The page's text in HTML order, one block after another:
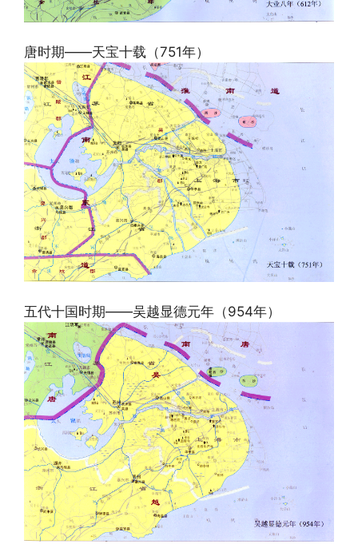
唐时期——天宝十载（751年）
五代十国时期——吴越显德元年（954年）